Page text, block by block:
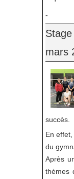
-
mars
succès.
En
du
Après
thèmes